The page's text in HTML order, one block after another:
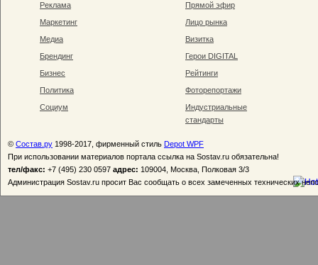
Реклама
Маркетинг
Медиа
Брендинг
Бизнес
Политика
Социум
Прямой эфир
Лицо рынка
Визитка
Герои DIGITAL
Рейтинги
Фоторепортажи
Индустриальные
стандарты
© Состав.ру 1998-2017, фирменный стиль Depot WPF
При использовании материалов портала ссылка на Sostav.ru обязательна!
тел/факс: +7 (495) 230 0597 адрес: 109004, Москва, Полковая 3/3
Администрация Sostav.ru просит Вас сообщать о всех замеченных технических